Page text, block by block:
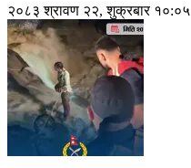
२०८३ श्रावण २२, शुक्रबार १०:०५